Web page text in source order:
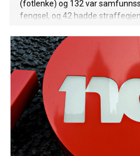
(fotlenke) og 132 var
fengsel, og 42 hadde